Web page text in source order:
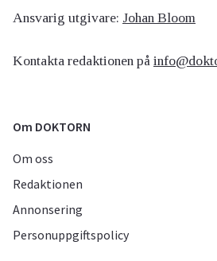
Ansvarig utgivare: Johan Bloom
Kontakta redaktionen på
Om DOKTORN
Om oss
Redaktionen
Annonsering
Personuppgiftspolicy